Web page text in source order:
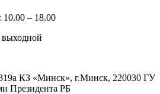
– 18.00
выходной
КЗ «Минск», г.Минск, 220030 ГУ
Президента РБ